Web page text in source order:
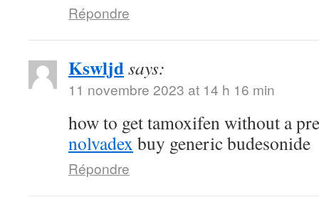
Répondre
Kswljdsays:
11 novembre 2023 at 14 h 16 min
how to get tamoxifen without a
nolvadex buy generic budesonide
Répondre